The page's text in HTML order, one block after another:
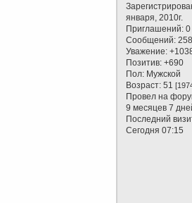
января, 2010г.
Приглашений: 0
Сообщений:
Уважение:
Позитив: +690
Пол: Мужской
Возраст: 51
Провел на
9 месяцев 7
Последний
Сегодня 07:15